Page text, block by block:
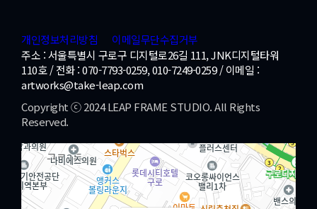
개인정보처리방침
이메일무단수집거부
주소 : 서울특별시 구로구 디지털로26길 111, JNK디지털타워
110호 / 전화 : 070-7793-0259, 010-7249-0259 / 이메일 :
artworks@take-leap.com
Copyright ⓒ 2024 LEAP FRAME STUDIO. All Rights
Reserved.